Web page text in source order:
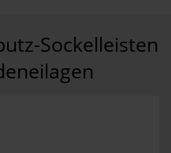
Sockelleisten